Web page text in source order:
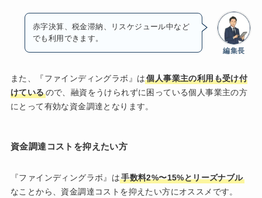
編集長
赤字決算、税金滞納、リスケジュール中など
でも利用できます。
また、『ファインディングラボ』は個人事業主の利用も受け付
けているので、融資をうけられずに困っている個人事業主の方
にとって有効な資金調達となります。
資金調達コストを抑えたい方
『ファインディングラボ』は手数料2%〜15%とリーズナブル
なことから、資金調達コストを抑えたい方にオススメです。